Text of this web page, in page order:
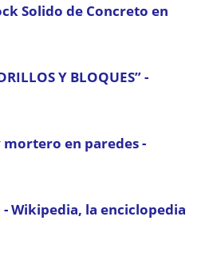
Solido de Concreto en
Y BLOQUES” -
mortero en paredes -
Wikipedia, la enciclopedia